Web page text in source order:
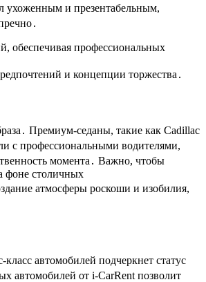
ухоженным и презентабельным,
обеспечивая профессиональных
и концепции торжества․
Премиум-седаны, такие как Cadillac
с профессиональными водителями,
момента․ Важно, чтобы
фоне столичных
атмосферы роскоши и изобилия,
автомобилей подчеркнет статус
автомобилей от i-CarRent позволит